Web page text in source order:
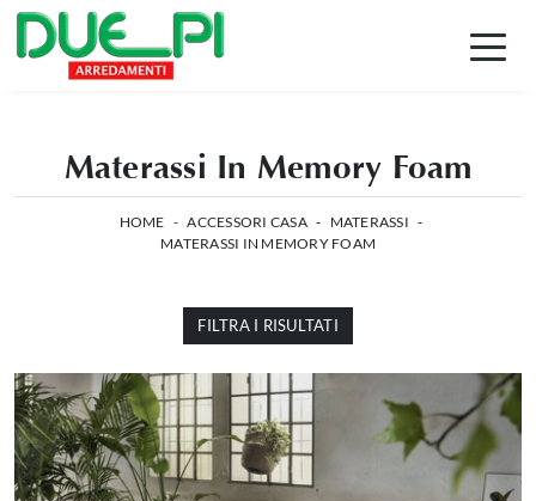
Materassi In Memory Foam
HOME - ACCESSORI CASA - MATERASSI -
MATERASSI IN MEMORY FOAM
FILTRA I RISULTATI